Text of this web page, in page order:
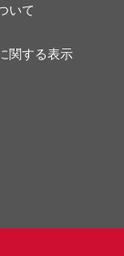
いて
関する表示